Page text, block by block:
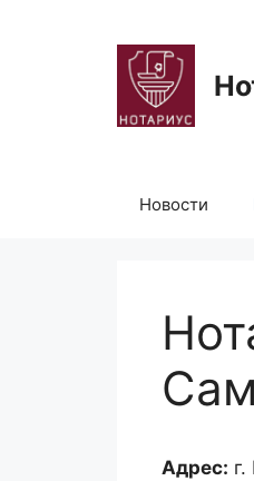
содержимому
Новости
Адрес: